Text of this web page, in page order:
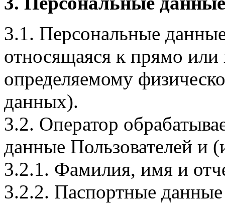
3.1. Персональные
относящаяся к прямо
определяемому
данных).
3.2. Оператор
данные Пользователей и
3.2.1. Фамилия, имя и
3.2.2. Паспортные